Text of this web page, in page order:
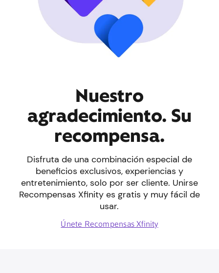
Nuestro
agradecimiento. Su
recompensa.
Disfruta de una combinación especial de
beneficios exclusivos, experiencias y
entretenimiento, solo por ser cliente. Unirse
Recompensas Xfinity es gratis y muy fácil de
usar.
Únete Recompensas Xfinity